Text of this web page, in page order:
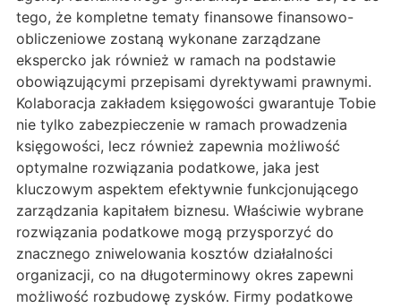
tego, że kompletne tematy finansowe finansowo-
obliczeniowe zostaną wykonane zarządzane
ekspercko jak również w ramach na podstawie
obowiązującymi przepisami dyrektywami prawnymi.
Kolaboracja zakładem księgowości gwarantuje Tobie
nie tylko zabezpieczenie w ramach prowadzenia
księgowości, lecz również zapewnia możliwość
optymalne rozwiązania podatkowe, jaka jest
kluczowym aspektem efektywnie funkcjonującego
zarządzania kapitałem biznesu. Właściwie wybrane
rozwiązania podatkowe mogą przysporzyć do
znacznego zniwelowania kosztów działalności
organizacji, co na długoterminowy okres zapewni
możliwość rozbudowę zysków. Firmy podatkowe